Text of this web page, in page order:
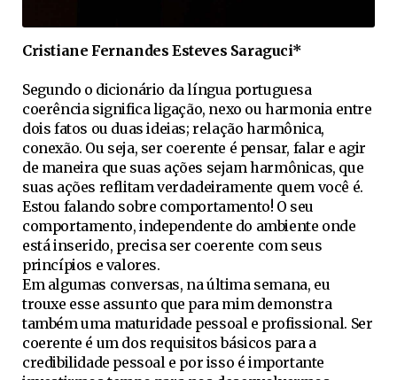
Cristiane Fernandes Esteves Saraguci*
Segundo o dicionário da língua portuguesa
coerência significa ligação, nexo ou harmonia entre
dois fatos ou duas ideias; relação harmônica,
conexão. Ou seja, ser coerente é pensar, falar e agir
de maneira que suas ações sejam harmônicas, que
suas ações reflitam verdadeiramente quem você é.
Estou falando sobre comportamento! O seu
comportamento, independente do ambiente onde
está inserido, precisa ser coerente com seus
princípios e valores.
Em algumas conversas, na última semana, eu
trouxe esse assunto que para mim demonstra
também uma maturidade pessoal e profissional. Ser
coerente é um dos requisitos básicos para a
credibilidade pessoal e por isso é importante